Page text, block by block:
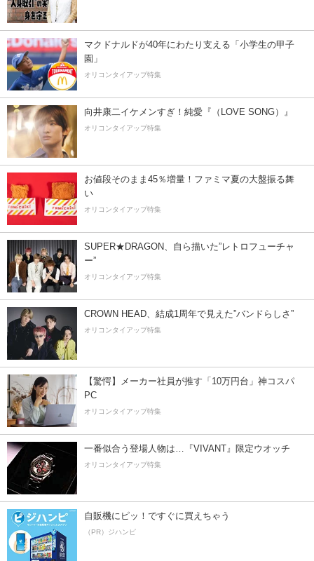
マクドナルドが40年にわたり支える「小学生の甲子
園」
オリコンタイアップ特集
向井康二イケメンすぎ！純愛『（LOVE SONG）』
オリコンタイアップ特集
お値段そのまま45％増量！ファミマ夏の大盤振る舞
い
オリコンタイアップ特集
SUPER★DRAGON、自ら描いた”レトロフューチャ
ー”
オリコンタイアップ特集
CROWN HEAD、結成1周年で見えた”バンドらしさ”
オリコンタイアップ特集
【驚愕】メーカー社員が推す「10万円台」神コスパ
PC
オリコンタイアップ特集
一番似合う登場人物は…『VIVANT』限定ウオッチ
オリコンタイアップ特集
自販機にピッ！ですぐに買えちゃう
（PR）ジハンピ